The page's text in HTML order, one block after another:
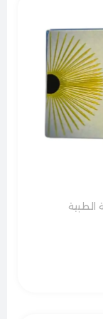
الطبية